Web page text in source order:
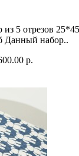
5 отрезов
Данный набор..
р.